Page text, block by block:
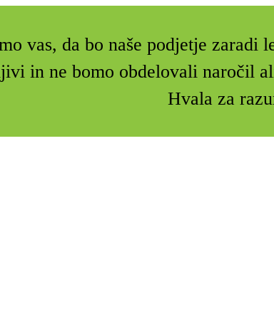
vas, da bo naše podjetje zaradi
in ne bomo obdelovali naročil
Hvala za